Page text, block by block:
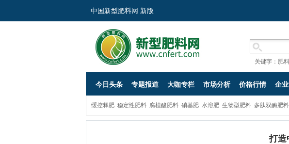
中国新型肥料网 新版
关键字： 肥料
今日头条 专题报道 大咖专栏 市场分析 价格行情 企
缓控释肥 稳定性肥料 腐植酸肥料 硝基肥 水溶肥 生物型肥料 多肽双酶肥料
打造